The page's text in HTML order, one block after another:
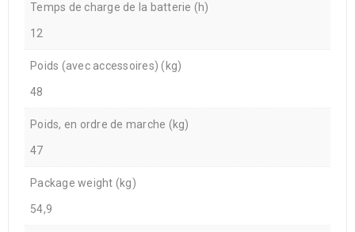
Temps de charge de la batterie (h)
12
Poids (avec accessoires) (kg)
48
Poids, en ordre de marche (kg)
47
Package weight (kg)
54,9